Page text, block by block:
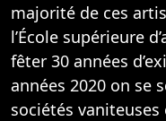
majorité de ces
l’École supérieure
fêter 30 années
années 2020 on se
sociétés vaniteuses